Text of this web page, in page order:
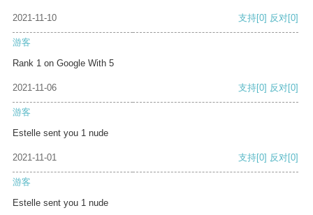
2021-11-10 支持[0] 反对[0]
游客
Rank 1 on Google With 5
2021-11-06 支持[0] 反对[0]
游客
Estelle sent you 1 nude
2021-11-01 支持[0] 反对[0]
游客
Estelle sent you 1 nude